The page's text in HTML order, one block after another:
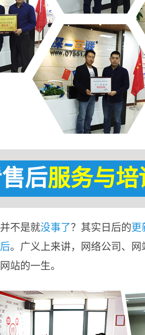
后服务与培
不是就没事了？其实日后的更
。广义上来讲，网络公司、
站的一生。